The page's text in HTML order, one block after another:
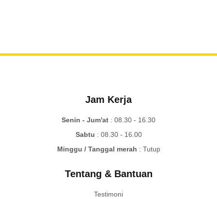
Jam Kerja
Senin - Jum'at : 08.30 - 16.30
Sabtu : 08.30 - 16.00
Minggu / Tanggal merah : Tutup
Tentang & Bantuan
Testimoni